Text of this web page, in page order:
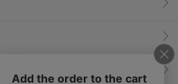
意ください